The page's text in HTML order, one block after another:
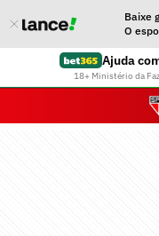
Baixe
O
Ajuda
18+ Ministério da